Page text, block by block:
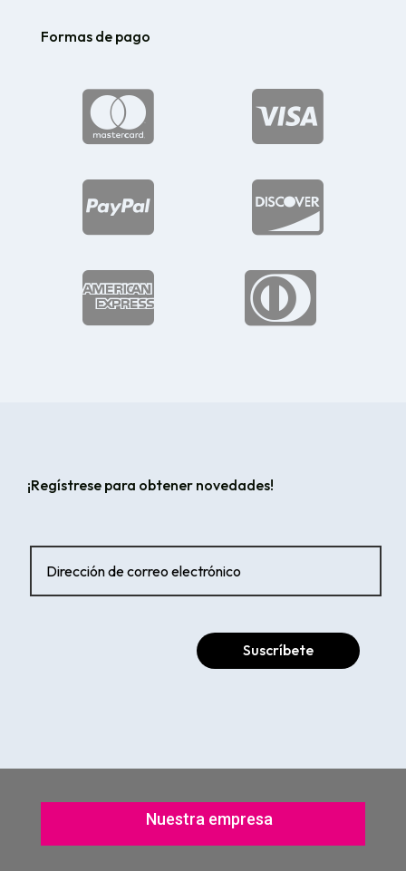
Formas de pago






¡Regístrese para obtener novedades!
Suscríbete
Nuestra empresa